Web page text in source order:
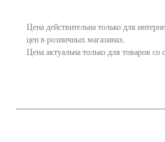
Цена действительна только для
цен в розничных магазинах.
Цена актуальна только для товаров